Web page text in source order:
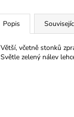
Popis
Větší, včetně stonků
Světle zelený nálev